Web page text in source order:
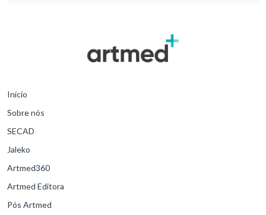
Início
Sobre nós
SECAD
Jaleko
Artmed360
Artmed Editora
Pós Artmed